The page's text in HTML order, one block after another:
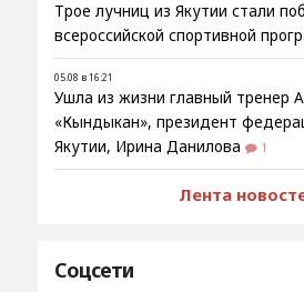
Трое лучниц из Якутии стали
всероссийской спортивной
05.08 в 16:21
Ушла из жизни главный тренер
«Кындыкан», президент
Якутии, Ирина Данилова
1
Лента
Соцсети